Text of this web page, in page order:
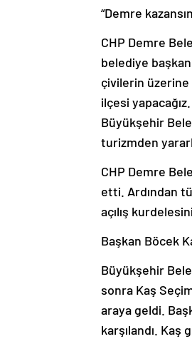
“Demre
CHP Demre
belediye
çivilerin üzerine
ilçesi
Büyükşehir
turizmden
CHP Demre
etti. Ardından
açılış
Başkan Böcek
Büyükşehir
sonra Kaş
araya geldi.
karşılandı. Kaş